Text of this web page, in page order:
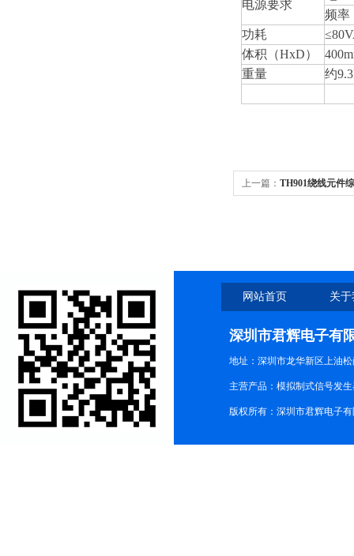
电源要求
频率
功耗
体积（HxD）
重量
约
上一篇： TH901绕线元件
网站首页 关
深圳市君辉电子有
地址：深圳市龙华新区上油松
主营产品：模拟制式信号发
版权所有：深圳市君辉电子